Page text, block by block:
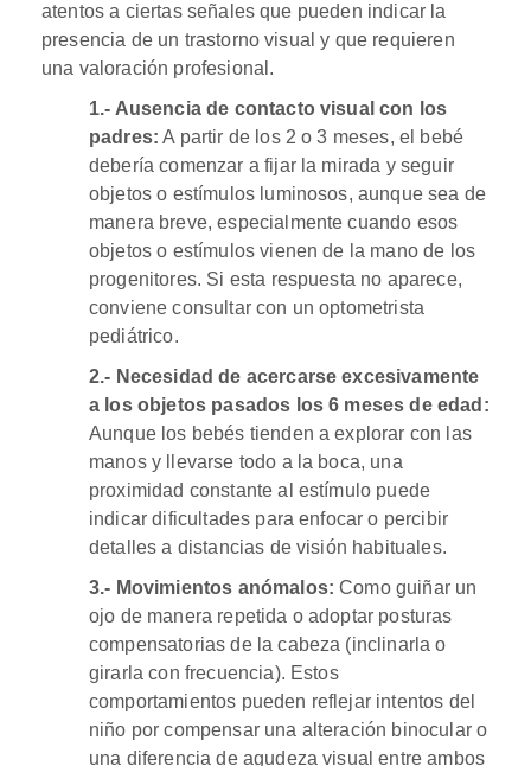
atentos a ciertas señales que pueden indicar la
presencia de un trastorno visual y que requieren
una valoración profesional.
1.- Ausencia de contacto visual con los
padres: A partir de los 2 o 3 meses, el bebé
debería comenzar a fijar la mirada y seguir
objetos o estímulos luminosos, aunque sea de
manera breve, especialmente cuando esos
objetos o estímulos vienen de la mano de los
progenitores. Si esta respuesta no aparece,
conviene consultar con un optometrista
pediátrico.
2.- Necesidad de acercarse excesivamente
a los objetos pasados los 6 meses de edad:
Aunque los bebés tienden a explorar con las
manos y llevarse todo a la boca, una
proximidad constante al estímulo puede
indicar dificultades para enfocar o percibir
detalles a distancias de visión habituales.
3.- Movimientos anómalos: Como guiñar un
ojo de manera repetida o adoptar posturas
compensatorias de la cabeza (inclinarla o
girarla con frecuencia). Estos
comportamientos pueden reflejar intentos del
niño por compensar una alteración binocular o
una diferencia de agudeza visual entre ambos